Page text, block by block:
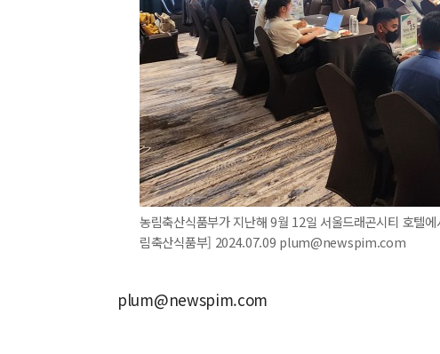
농림축산식품부가 지난해 9월 12일 서울드래곤시티 호텔
림축산식품부] 2024.07.09 plum@newspim.com
plum@newspim.com